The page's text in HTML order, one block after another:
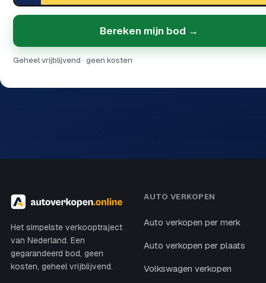
Bereken mijn bod →
Geheel vrijblijvend · geen kosten
Het simpelste verkooptraject
van Nederland. Een
gegarandeerd bod, geen
kosten, geheel vrijblijvend.
AUTO VERKOPEN
Auto verkopen per merk
Auto verkopen per plaats
Volkswagen verkopen